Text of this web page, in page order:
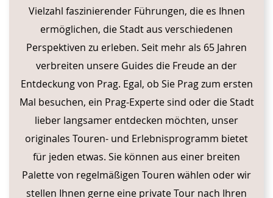
Vielzahl faszinierender Führungen, die es Ihnen
ermöglichen, die Stadt aus verschiedenen
Perspektiven zu erleben. Seit mehr als 65 Jahren
verbreiten unsere Guides die Freude an der
Entdeckung von Prag. Egal, ob Sie Prag zum ersten
Mal besuchen, ein Prag-Experte sind oder die Stadt
lieber langsamer entdecken möchten, unser
originales Touren- und Erlebnisprogramm bietet
für jeden etwas. Sie können aus einer breiten
Palette von regelmäßigen Touren wählen oder wir
stellen Ihnen gerne eine private Tour nach Ihren